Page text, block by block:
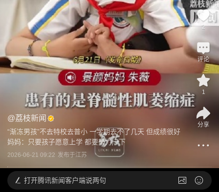
@荔枝新闻
“渐冻男孩”不去特校去普小 一学期去不了几天 但成绩很好
妈妈：只要孩子愿意上学 都要努力一下
2026-06-21 09:22 发布于江苏
2
评论
1
分享
打开腾讯新闻客户端说两句